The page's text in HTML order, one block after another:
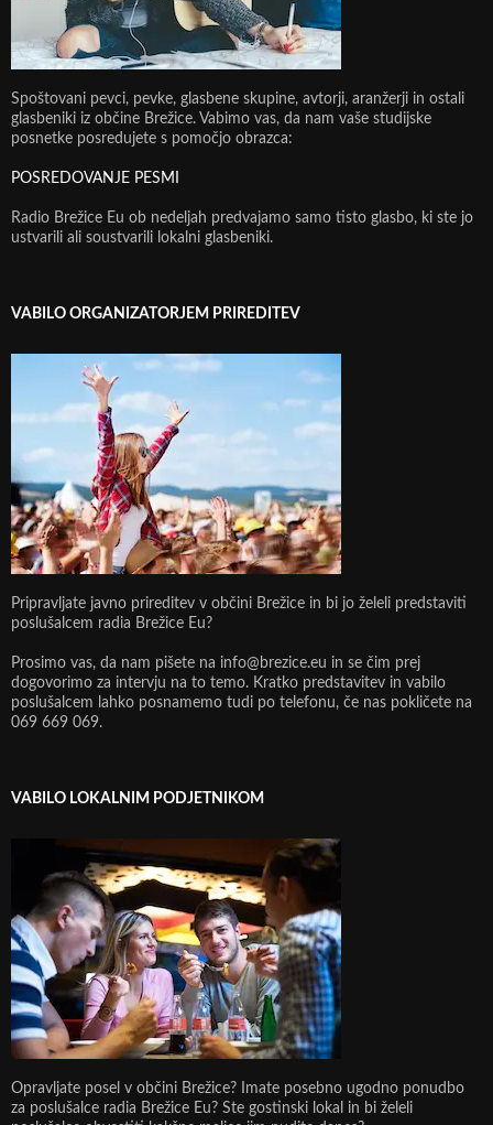
Spoštovani pevci, pevke, glasbene skupine, avtorji, aranžerji in ostali
glasbeniki iz občine Brežice. Vabimo vas, da nam vaše studijske
posnetke posredujete s pomočjo obrazca:
POSREDOVANJE PESMI
Radio Brežice Eu ob nedeljah predvajamo samo tisto glasbo, ki ste jo
ustvarili ali soustvarili lokalni glasbeniki.
VABILO ORGANIZATORJEM PRIREDITEV
Pripravljate javno prireditev v občini Brežice in bi jo želeli predstaviti
poslušalcem radia Brežice Eu?
Prosimo vas, da nam pišete na info@brezice.eu in se čim prej
dogovorimo za intervju na to temo. Kratko predstavitev in vabilo
poslušalcem lahko posnamemo tudi po telefonu, če nas pokličete na
069 669 069.
VABILO LOKALNIM PODJETNIKOM
Opravljate posel v občini Brežice? Imate posebno ugodno ponudbo
za poslušalce radia Brežice Eu? Ste gostinski lokal in bi želeli